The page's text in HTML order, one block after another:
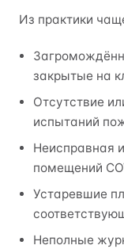
Из практики
закрытые на
Отсутствие
испытаний
Неисправная
помещений
Устаревшие
Неполные